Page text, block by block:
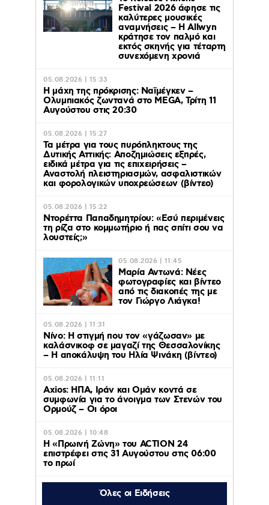
Festival 2026 άφησε τις
καλύτερες μουσικές
αναμνήσεις – Η Allwyn
κράτησε τον παλμό και
εκτός σκηνής για τέταρτη
συνεχόμενη χρονιά
05.08.2026 | 15:33
Η μάχη της πρόκρισης: Ναϊμέγκεν –
Ολυμπιακός ζωντανά στο MEGA, Τρίτη 11
Αυγούστου στις 20:30
05.08.2026 | 15:27
Τα μέτρα για τους πυρόπληκτους της
Δυτικής Αττικής: Αποζημιώσεις εξπρές,
ειδικά μέτρα για τις επιχειρήσεις –
Αναστολή πλειστηριασμών, ασφαλιστικών
και φορολογικών υποχρεώσεων (βίντεο)
05.08.2026 | 15:22
Ντορέττα Παπαδημητρίου: «Εσύ περιμένεις
τη ρίζα στο κομμωτήριο ή πας σπίτι σου να
λουστείς;»
05.08.2026 | 11:45
Μαρία Αντωνά: Νέες
φωτογραφίες και βίντεο
από τις διακοπές της με
τον Γιώργο Λιάγκα!
05.08.2026 | 11:31
Νίνο: Η στιγμή που τον «γάζωσαν» με
καλάσνικοφ σε μαγαζί της Θεσσαλονίκης
– Η αποκάλυψη του Ηλία Ψινάκη (βίντεο)
05.08.2026 | 11:11
Axios: ΗΠΑ, Ιράν και Ομάν κοντά σε
συμφωνία για το άνοιγμα των Στενών του
Ορμούζ – Οι όροι
05.08.2026 | 10:48
Η «Πρωινή Ζώνη» του ACTION 24
επιστρέφει στις 31 Αυγούστου στις 06:00
το πρωί
Όλες οι Ειδήσεις